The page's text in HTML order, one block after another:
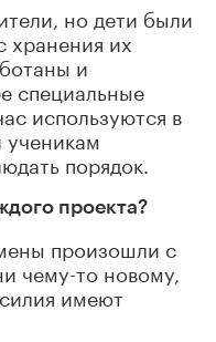
но дети были
хранения их
и
специальные
используются в
ученикам
порядок.
проекта?
произошли с
чему-то новому,
имеют